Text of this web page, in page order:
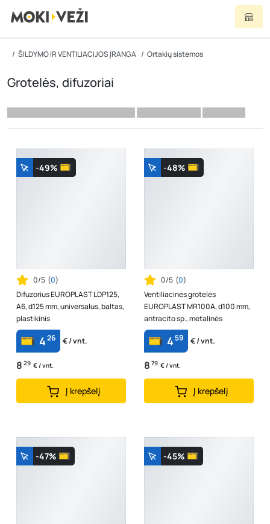
ŠILDYMO IR VENTILIACIJOS ĮRANGA Ortakių sistemos
Grotelės, difuzoriai
-49%
0/5 (0)
Difuzorius EUROPLAST LDP125,
A6, d125 mm, universalus, baltas,
plastikinis
426 € / vnt.
8 29 € / vnt.
Į krepšelį
-48%
0/5 (0)
Ventiliacinės grotelės
EUROPLAST MR100A, d100 mm,
antracito sp., metalinės
459 € / vnt.
8 79 € / vnt.
Į krepšelį
-47% -45%